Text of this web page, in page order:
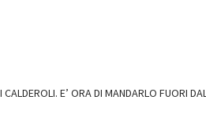
CALDEROLI. E’ ORA DI MANDARLO FUORI